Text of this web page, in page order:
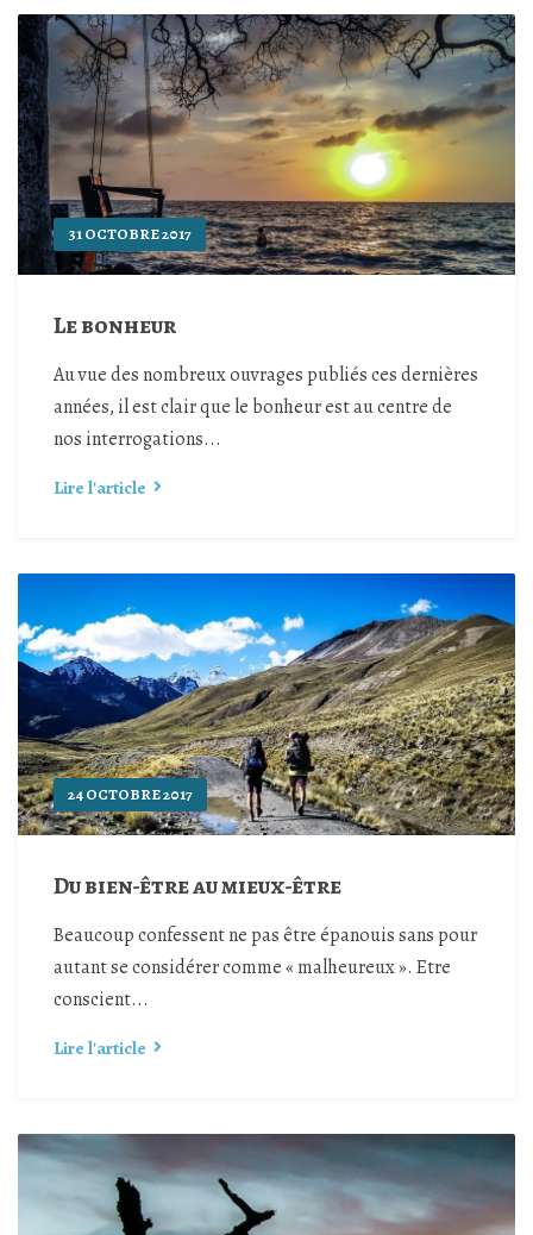
31 OCTOBRE 2017
Le bonheur
Au vue des nombreux ouvrages publiés ces dernières
années, il est clair que le bonheur est au centre de
nos interrogations...
Lire l'article
24 OCTOBRE 2017
Du bien-être au mieux-être
Beaucoup confessent ne pas être épanouis sans pour
autant se considérer comme « malheureux ». Etre
conscient...
Lire l'article